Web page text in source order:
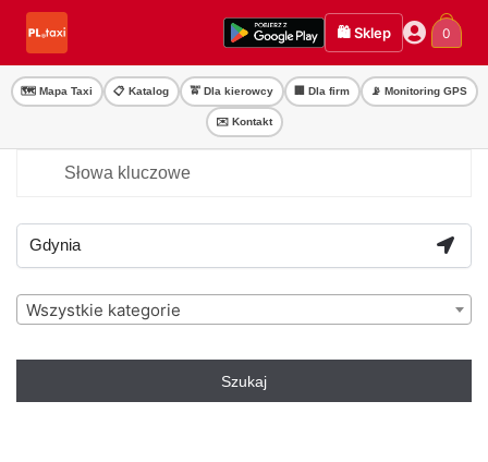
Przejdź
nawigacji
Przejdź
treści
🛍️ Sklep 0
🗺️ Mapa Taxi 📋 Katalog 🚖 Dla kierowcy 🏢 Dla firm 📡 Monitoring GPS
✉️ Kontakt
Wszystkie kategorie
Szukaj